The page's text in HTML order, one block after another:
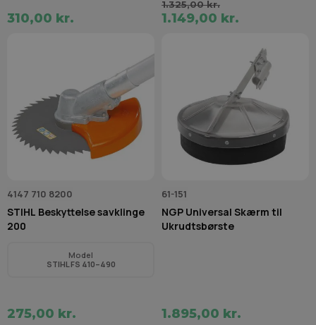
310,00 kr.
1.325,00 kr.
1.149,00 kr.
4147 710 8200
STIHL Beskyttelse savklinge
200
Model
STIHL FS 410–490
275,00 kr.
61-151
NGP Universal Skærm til
Ukrudtsbørste
1.895,00 kr.